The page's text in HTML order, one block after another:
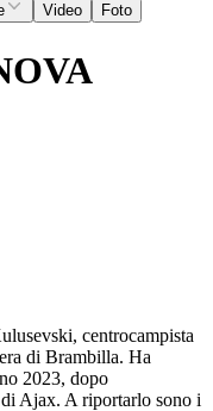
Video Foto
centrocampista
di Brambilla. Ha
2023, dopo
di Ajax. A riportarlo sono i